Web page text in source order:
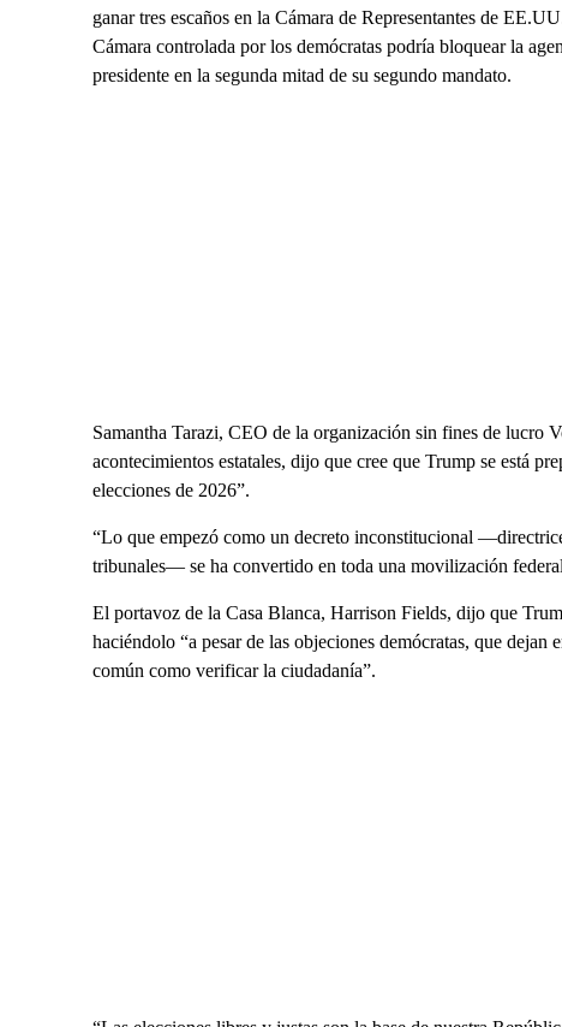
ganar tres escaños en la Cámara de Representantes de
Cámara controlada por los demócratas podría bloquear la
presidente en la segunda mitad de su segundo mandato.
Samantha Tarazi, CEO de la organización sin fines de lucro
acontecimientos estatales, dijo que cree que Trump se está
elecciones de 2026”.
“Lo que empezó como un decreto inconstitucional
tribunales— se ha convertido en toda una movilización
El portavoz de la Casa Blanca, Harrison Fields, dijo que
haciéndolo “a pesar de las objeciones demócratas, que
común como verificar la ciudadanía”.